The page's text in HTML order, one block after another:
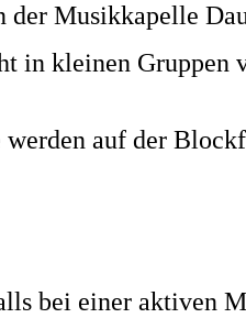
der Musikkapelle
kleinen Gruppen
auf der
bei einer aktiven